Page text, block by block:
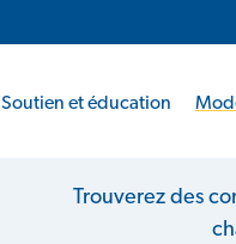
Soutien et éducation
Trouverez des